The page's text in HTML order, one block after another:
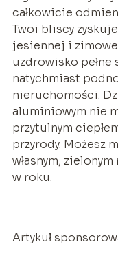
całkowicie
Twoi bliscy
jesiennej i
uzdrowisko pełne
natychmiast
nieruchomości.
aluminiowym nie
przytulnym
przyrody. Możesz
własnym,
w roku.
Artykuł